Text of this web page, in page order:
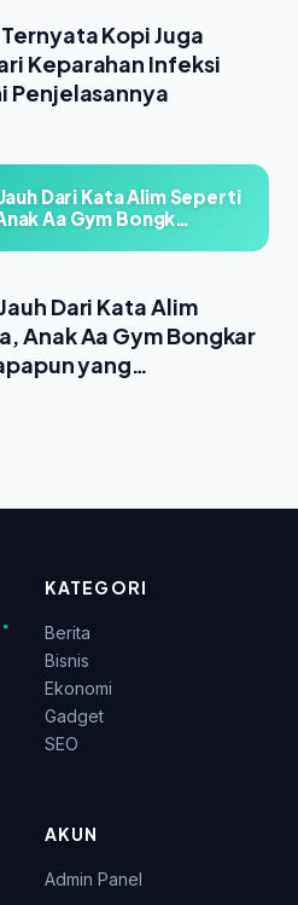
Kopi Juga
Keparahan Infeksi
Penjelasannya
Dari Kata Alim Seperti
Aa Gym Bongk…
Dari Kata Alim
Anak Aa Gym Bongkar
yang
Ayahnya
.
KATEGORI
Berita
Bisnis
Ekonomi
Gadget
SEO
AKUN
Admin Panel